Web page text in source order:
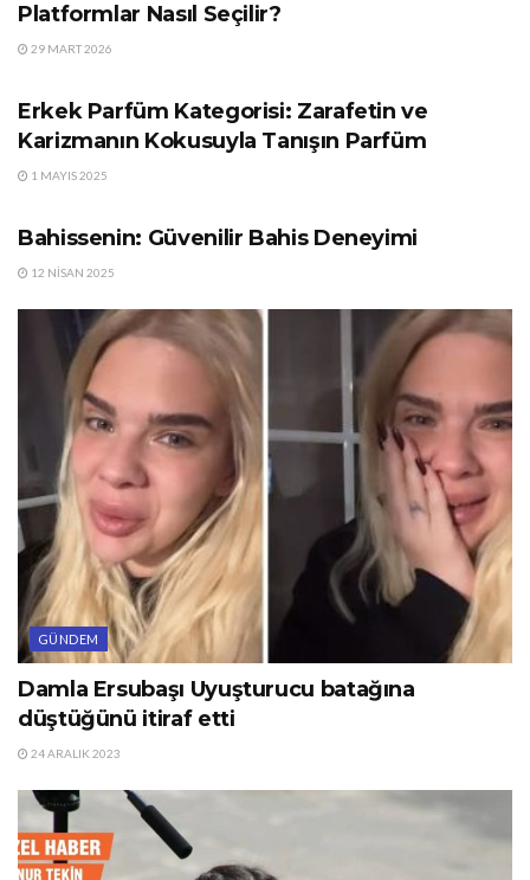
Platformlar Nasıl Seçilir?
29 MART 2026
Erkek Parfüm Kategorisi: Zarafetin ve
Karizmanın Kokusuyla Tanışın Parfüm
1 MAYIS 2025
Bahissenin: Güvenilir Bahis Deneyimi
12 NISAN 2025
GÜNDEM
Damla Ersubaşı Uyuşturucu batağına
düştüğünü itiraf etti
24 ARALIK 2023